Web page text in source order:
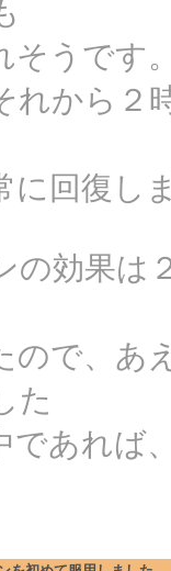
そうです
れから２
に回復し
の効果は
ので、あ
た
であれば